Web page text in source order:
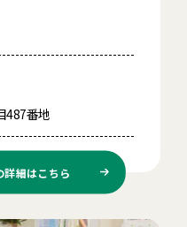
487番地
詳細はこちら